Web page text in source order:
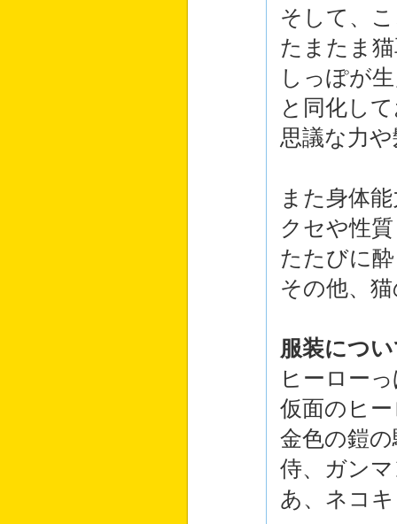
そして、
たまたま
しっぽが
と同化し
思議な力
また身体
クセや性
たたびに
その他、
服装につ
ヒーロー
仮面のヒ
金色の鎧
侍、ガン
あ、ネコ